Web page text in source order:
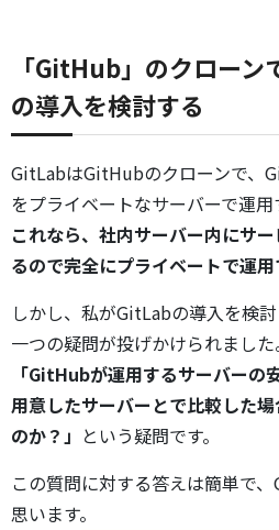
「GitHub」のクローン
の導入を検討する
GitLabはGitHubのクローンで、
をプライベートなサーバーで運用
これなら、社内サーバー内にサ
るので完全にプライベートで運用
しかし、私がGitLabの導入を検
一つの疑問が投げかけられました
「GitHubが運用するサーバーの
用意したサーバーとで比較した
のか？」 という疑問です。
この質問に対する答えは簡単で
思います。